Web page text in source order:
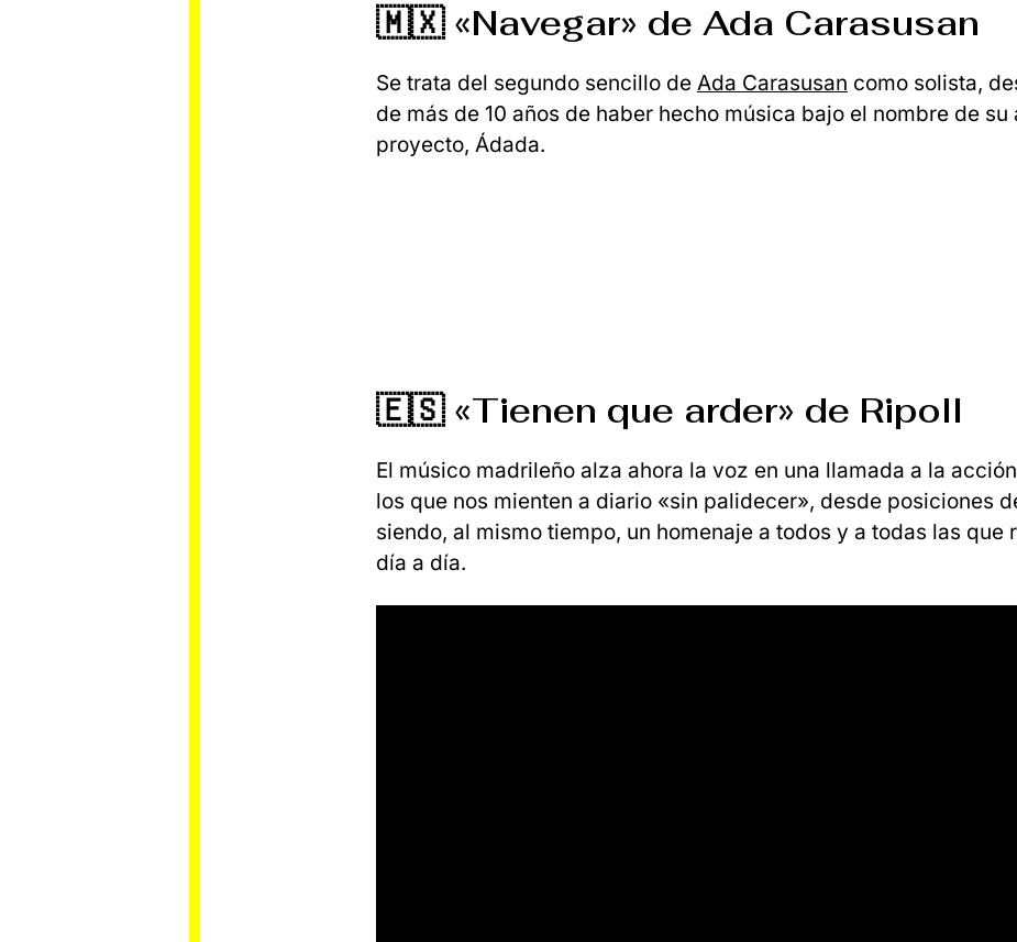
🇲🇽 «Navegar» de Ada Carasusan
Se trata del segundo sencillo de Ada Carasusan como solista,
de más de 10 años de haber hecho música bajo el nombre de su
proyecto, Ádada.
🇪🇸 «Tienen que arder» de Ripoll
El músico madrileño alza ahora la voz en una llamada a la
los que nos mienten a diario «sin palidecer», desde posiciones
siendo, al mismo tiempo, un homenaje a todos y a todas las que
día a día.